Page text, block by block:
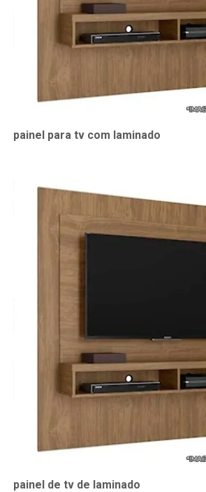
painel para tv com laminado
painel de tv de laminado